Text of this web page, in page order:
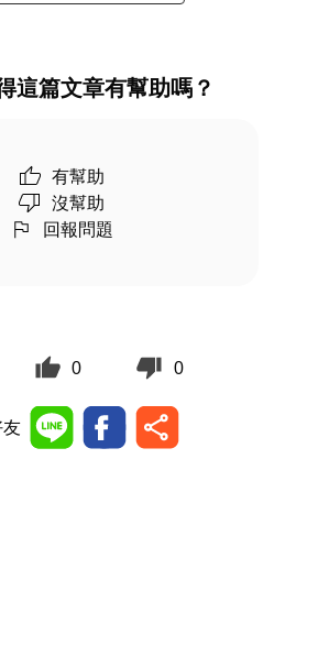
這篇文章有幫助嗎？
有幫助
沒幫助
回報問題
0 0
友